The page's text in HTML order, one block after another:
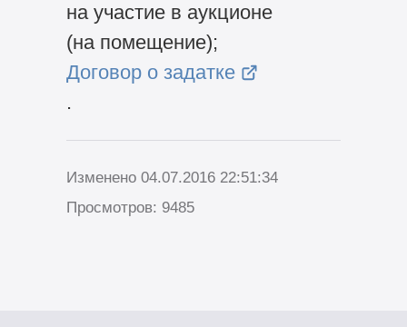
на участие в аукционе
(на помещение);
Договор о задатке
.
Изменено 04.07.2016 22:51:34
Просмотров: 9485